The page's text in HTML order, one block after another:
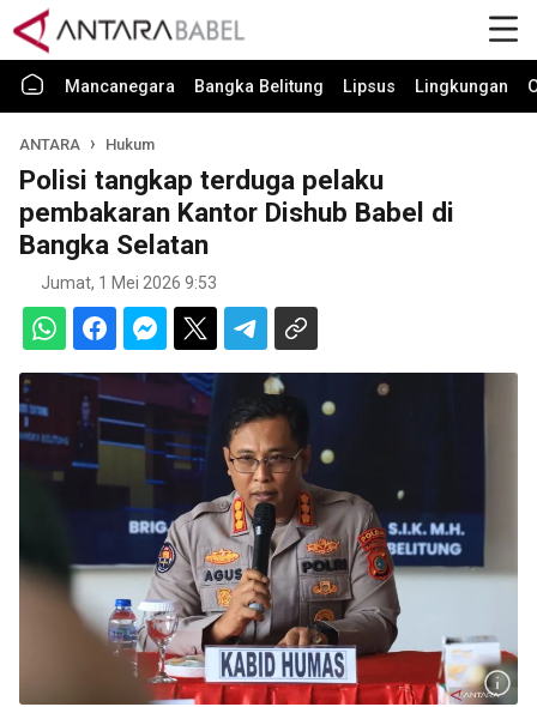
Mancanegara Bangka Belitung Lipsus Lingkungan
ANTARA Hukum
Polisi tangkap terduga pelaku
pembakaran Kantor Dishub Babel di
Bangka Selatan
Jumat, 1 Mei 2026 9:53